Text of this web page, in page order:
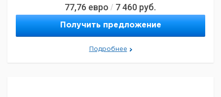
77,76 евро / 7 460 руб.
Получить предложение
Подробнее